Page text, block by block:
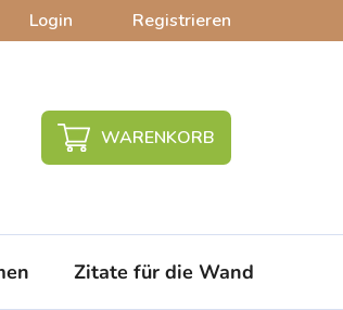
Login Registrieren
WARENKORB
Zitate für die Wand